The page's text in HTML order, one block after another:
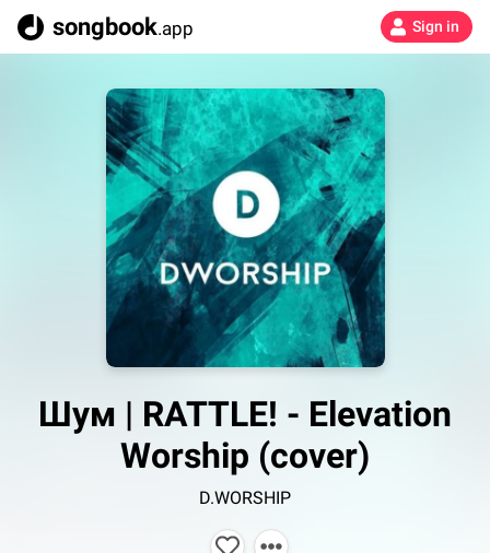
songbook.app Sign in
Шум | RATTLE! - Elevation
Worship (cover)
D.WORSHIP